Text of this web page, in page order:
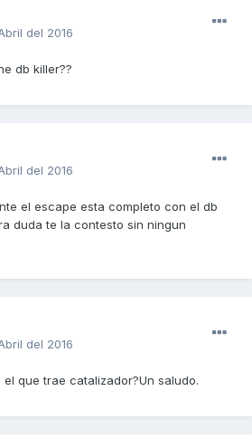
del 2016
db killer??
del 2016
el escape esta completo con el db
duda te la contesto sin ningun
del 2016
que trae catalizador?Un saludo.